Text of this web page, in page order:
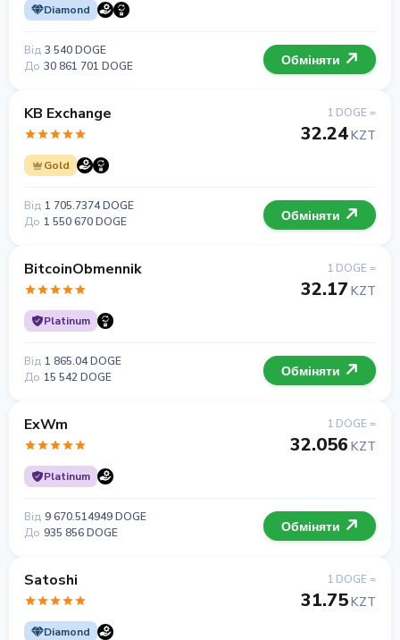
Diamond
Від 3 540 DOGE
До 30 861 701 DOGE Обміняти
KB Exchange
Gold
1 DOGE =
32.24KZT
Від 1 705.7374 DOGE
До 1 550 670 DOGE Обміняти
BitcoinObmennik
Platinum
1 DOGE =
32.17 KZT
Від 1 865.04 DOGE
До 15 542 DOGE Обміняти
ExWm
Platinum
1 DOGE =
32.056 KZT
Від 9 670.514949 DOGE
До 935 856 DOGE Обміняти
Satoshi
Diamond
1 DOGE =
31.75KZT